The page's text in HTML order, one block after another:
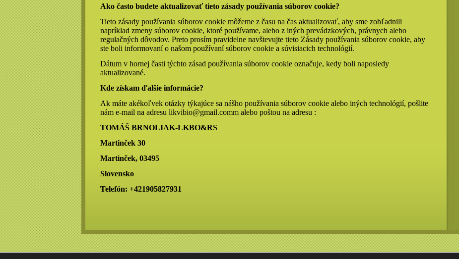
Ako často budete aktualizovať tieto zásady používania súborov cookie?
Tieto zásady používania súborov cookie môžeme z času na čas aktualizovať, aby sme zohľadnili
napríklad zmeny súborov cookie, ktoré používame, alebo z iných prevádzkových, právnych alebo
regulačných dôvodov. Preto prosím pravidelne navštevujte tieto Zásady používania súborov cookie, aby
ste boli informovaní o našom používaní súborov cookie a súvisiacich technológií.
Dátum v hornej časti týchto zásad používania súborov cookie označuje, kedy boli naposledy
aktualizované.
Kde získam ďalšie informácie?
Ak máte akékoľvek otázky týkajúce sa nášho používania súborov cookie alebo iných technológií, pošlite
nám e-mail na adresu likvibio@gmail.comm alebo poštou na adresu :
TOMÁŠ BRNOLIAK-LKBO&RS
Martinček 30
Martinček, 03495
Slovensko
Telefón: +421905827931